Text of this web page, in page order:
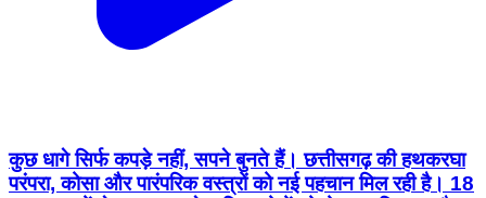
कुछ धागे सिर्फ कपड़े नहीं, सपने बुनते हैं। छत्तीसगढ़ की हथकरघा
परंपरा, कोसा और पारंपरिक वस्त्रों को नई पहचान मिल रही है। 18